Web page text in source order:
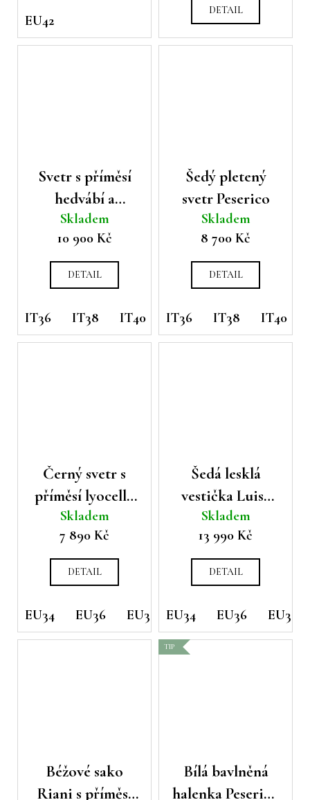
EU42
DETAIL
Svetr s příměsí
hedvábí a
kašmíru Peserico
Skladem
10 900 Kč
DETAIL
IT36 IT38 IT40 IT42 IT46
Šedý pletený
svetr Peserico
Skladem
8 700 Kč
DETAIL
IT36 IT38 IT40
Černý svetr s
příměsí lyocellu
Luisa Cerano
Skladem
7 890 Kč
DETAIL
EU34 EU36 EU38 EU40
Šedá lesklá
vestička Luisa
Cerano
Skladem
13 990 Kč
DETAIL
EU34 EU36 EU38
Béžové sako
Riani s příměsí
TIP
Bílá bavlněná
halenka Peserico